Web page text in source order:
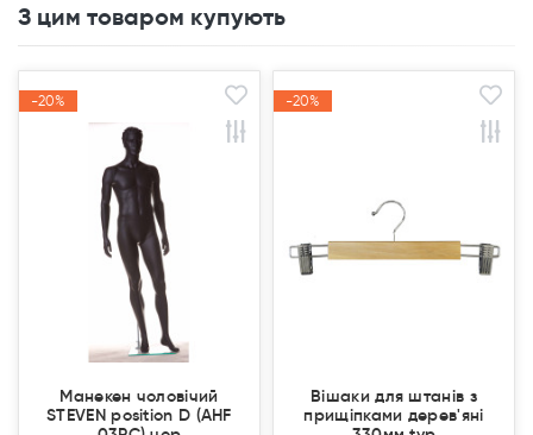
З цим товаром купують
-20%
-20%
Манекен чоловічий
STEVEN position D (AHF
-20%
-20%
Вішаки для штанів з
прищіпками дерев'яні